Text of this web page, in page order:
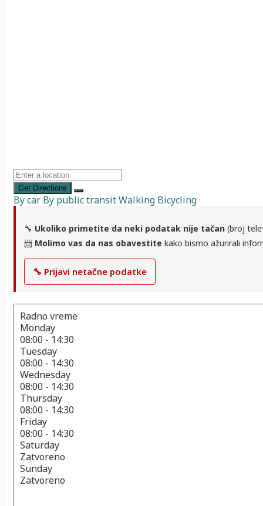
Get Directions
By car By public transitWalking Bicycling
🔧 Ukoliko primetite da neki podatak nije tačan (broj
📨 Molimo vas da nas obavestite kako bismo ažurirali
🔧 Prijavi netačne podatke
Radno vreme
Monday
08:00 - 14:30
Tuesday
08:00 - 14:30
Wednesday
08:00 - 14:30
Thursday
08:00 - 14:30
Friday
08:00 - 14:30
Saturday
Zatvoreno
Sunday
Zatvoreno